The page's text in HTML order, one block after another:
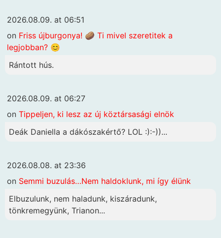
2026.08.09. at 06:51
on Friss újburgonya! 🥔 Ti mivel szeretitek a
legjobban? 😊
Rántott hús.
2026.08.09. at 06:27
on Tippeljen, ki lesz az új köztársasági elnök
Deák Daniella a dákószakértő? LOL :):-))...
2026.08.08. at 23:36
on Semmi buzulás…Nem haldoklunk, mi így élünk
Elbuzulunk, nem haladunk, kiszáradunk,
tönkremegyünk, Trianon...